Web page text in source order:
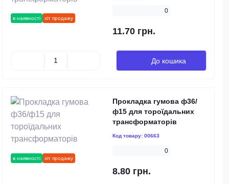
в наявності хіт продажу
0
11.70 грн.
До кошика
в наявності хіт продажу
Прокладка гумова ф36/
ф15 для тороїдальних
трансформаторів
Код товару: 00663
0
8.80 грн.